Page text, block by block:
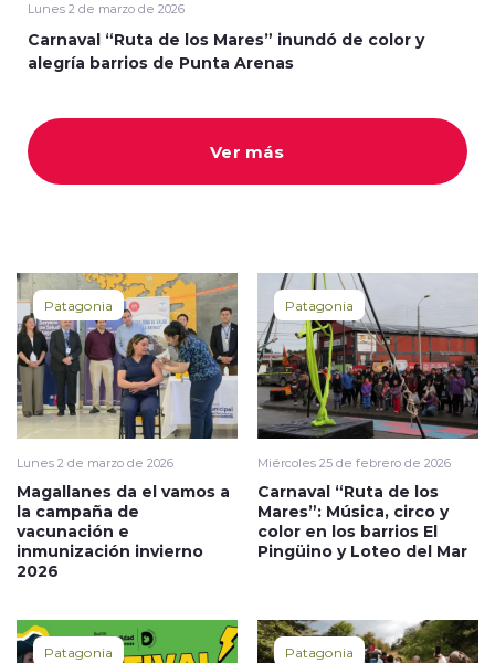
Lunes 2 de marzo de 2026
Carnaval “Ruta de los Mares” inundó de color y
alegría barrios de Punta Arenas
Ver más
Patagonia
Lunes 2 de marzo de 2026
Magallanes da el vamos a
la campaña de
vacunación e
inmunización invierno
2026
Patagonia
Miércoles 25 de febrero de 2026
Carnaval “Ruta de los
Mares”: Música, circo y
color en los barrios El
Pingüino y Loteo del Mar
Patagonia Patagonia